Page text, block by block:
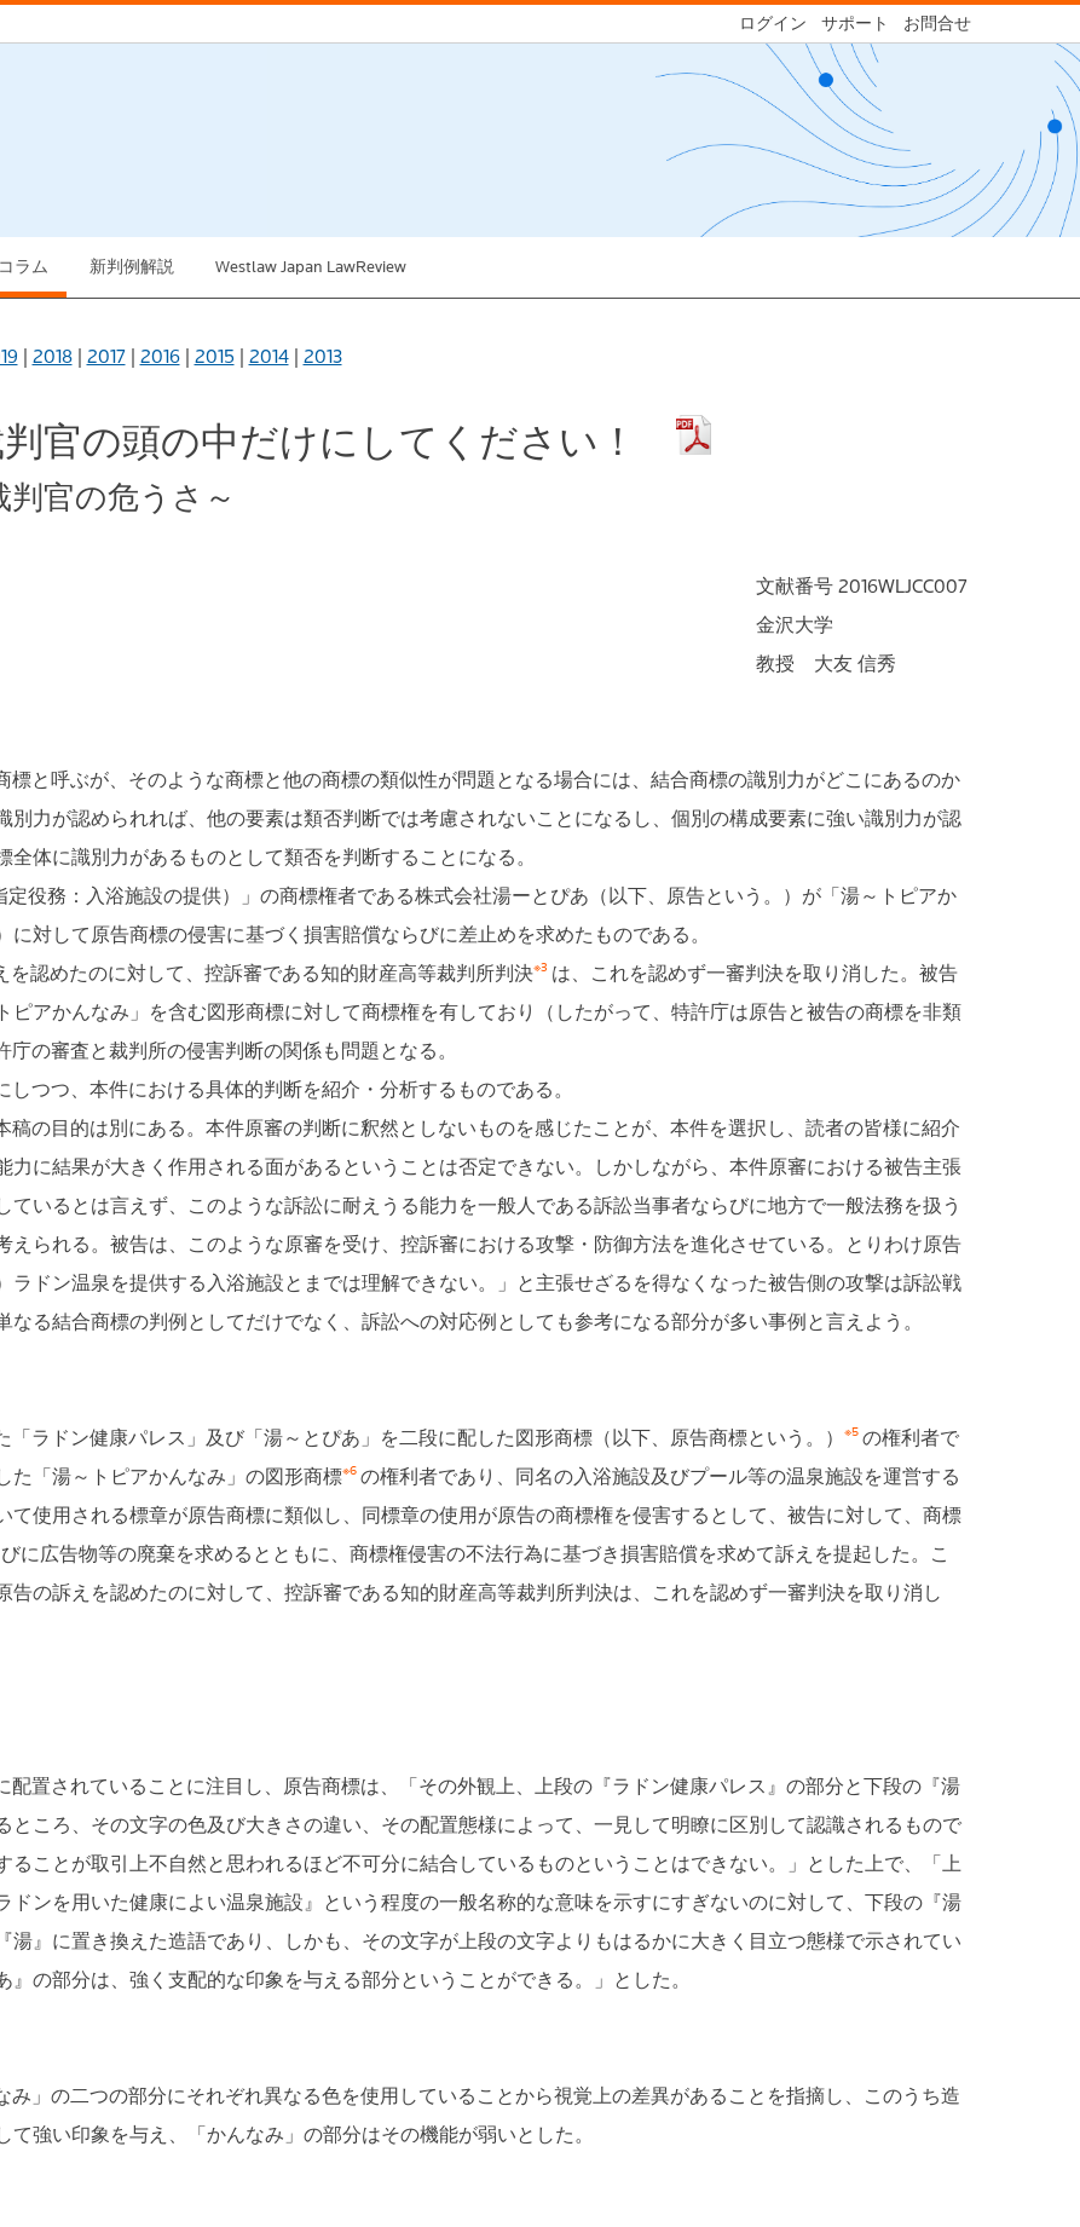
ログイン サポート お問合せ
ラム 新判例解説 Westlaw Japan LawReview
| 2018| 2017| 2016| 2015| 2014| 2013
官の頭の中だけにしてください！
官の危うさ～
文献番号 2016WLJCC007
金沢大学
教授 大友 信秀
と呼ぶが、そのような商標と他の商標の類似性が問題となる場合には、結合商標の識別力がどこにあるのか
力が認められれば、他の要素は類否判断では考慮されないことになるし、個別の構成要素に強い識別力が認
体に識別力があるものとして類否を判断することになる。
定役務：入浴施設の提供）」の商標権者である株式会社湯ーとぴあ（以下、原告という。）が「湯～トピアか
対して原告商標の侵害に基づく損害賠償ならびに差止めを求めたものである。
を認めたのに対して、控訴審である知的財産高等裁判所判決※3 は、これを認めず一審判決を取り消した。被告
アかんなみ」を含む図形商標に対して商標権を有しており（したがって、特許庁は原告と被告の商標を非類
庁の審査と裁判所の侵害判断の関係も問題となる。
つつ、本件における具体的判断を紹介・分析するものである。
の目的は別にある。本件原審の判断に釈然としないものを感じたことが、本件を選択し、読者の皆様に紹介
に結果が大きく作用される面があるということは否定できない。しかしながら、本件原審における被告主張
いるとは言えず、このような訴訟に耐えうる能力を一般人である訴訟当事者ならびに地方で一般法務を扱う
られる。被告は、このような原審を受け、控訴審における攻撃・防御方法を進化させている。とりわけ原告
ドン温泉を提供する入浴施設とまでは理解できない。」と主張せざるを得なくなった被告側の攻撃は訴訟戦
る結合商標の判例としてだけでなく、訴訟への対応例としても参考になる部分が多い事例と言えよう。
ラドン健康パレス」及び「湯～とぴあ」を二段に配した図形商標（以下、原告商標という。）
※5 の権利者で
た「湯～トピアかんなみ」の図形商標※6 の権利者であり、同名の入浴施設及びプール等の温泉施設を運営する
使用される標章が原告商標に類似し、同標章の使用が原告の商標権を侵害するとして、被告に対して、商標
に広告物等の廃棄を求めるとともに、商標権侵害の不法行為に基づき損害賠償を求めて訴えを提起した。こ
の訴えを認めたのに対して、控訴審である知的財産高等裁判所判決は、これを認めず一審判決を取り消し
置されていることに注目し、原告商標は、「その外観上、上段の『ラドン健康パレス』の部分と下段の『湯
ところ、その文字の色及び大きさの違い、その配置態様によって、一見して明瞭に区別して認識されるもので
ことが取引上不自然と思われるほど不可分に結合しているものということはできない。」とした上で、「上
ンを用いた健康によい温泉施設』という程度の一般名称的な意味を示すにすぎないのに対して、下段の『湯
湯』に置き換えた造語であり、しかも、その文字が上段の文字よりもはるかに大きく目立つ態様で示されてい
の部分は、強く支配的な印象を与える部分ということができる。」とした。
」の二つの部分にそれぞれ異なる色を使用していることから視覚上の差異があることを指摘し、このうち造
強い印象を与え、「かんなみ」の部分はその機能が弱いとした。